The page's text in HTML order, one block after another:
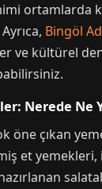
ortamlarda
Bingöl
ve kültürel
Nerede Ne
öne çıkan
et yemekleri,